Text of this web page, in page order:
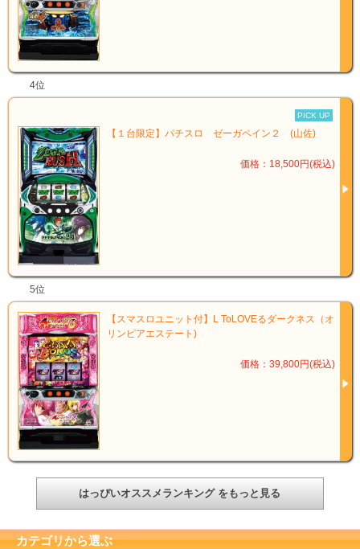
4位
PICK UP
【１台限定】パチスロ ゼーガペイン２ (山佐)
価格：18,500円(税込)
5位
【スマスロユニット付】L ToLOVEるダークネス（オ
リンピアエステート)
価格：39,800円(税込)
はっぴいオススメランキング をもっと見る
カテゴリから選ぶ